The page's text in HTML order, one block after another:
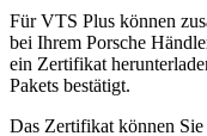
Für VTS Plus können
bei Ihrem Porsche
ein Zertifikat
Pakets bestätigt.
Das Zertifikat können